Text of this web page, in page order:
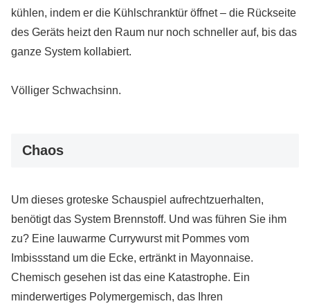
kühlen, indem er die Kühlschranktür öffnet – die Rückseite
des Geräts heizt den Raum nur noch schneller auf, bis das
ganze System kollabiert.
Völliger Schwachsinn.
Chaos
Um dieses groteske Schauspiel aufrechtzuerhalten,
benötigt das System Brennstoff. Und was führen Sie ihm
zu? Eine lauwarme Currywurst mit Pommes vom
Imbissstand um die Ecke, ertränkt in Mayonnaise.
Chemisch gesehen ist das eine Katastrophe. Ein
minderwertiges Polymergemisch, das Ihren